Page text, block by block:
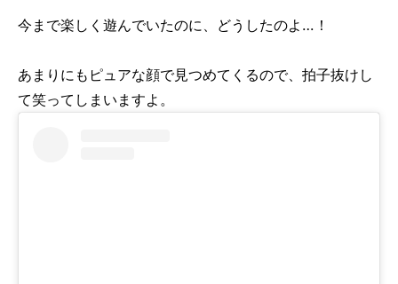
今まで楽しく遊んでいたのに、どうしたのよ…！
あまりにもピュアな顔で見つめてくるので、拍子抜けし
て笑ってしまいますよ。